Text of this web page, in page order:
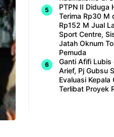
PTPN II Diduga
Terima Rp30 M
Rp152 M Jual
Sport Centre,
Jatah Oknum
Pemuda
Ganti Afifi Lubis
Arief, Pj Gubsu
Evaluasi Kepala
Terlibat Proyek